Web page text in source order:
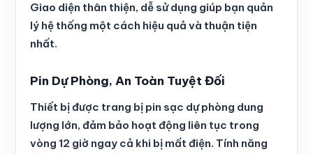
Giao diện thân thiện, dễ sử dụng giúp bạn quản
lý hệ thống một cách hiệu quả và thuận tiện
nhất.
Pin Dự Phòng, An Toàn Tuyệt Đối
Thiết bị được trang bị pin sạc dự phòng dung
lượng lớn, đảm bảo hoạt động liên tục trong
vòng 12 giờ ngay cả khi bị mất điện. Tính năng